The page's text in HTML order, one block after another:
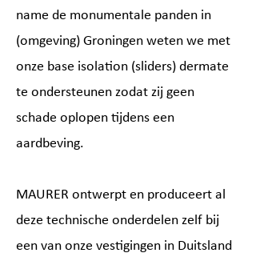
name de monumentale panden in
(omgeving) Groningen weten we met
onze base isolation (sliders) dermate
te ondersteunen zodat zij geen
schade oplopen tijdens een
aardbeving.
MAURER ontwerpt en produceert al
deze technische onderdelen zelf bij
een van onze vestigingen in Duitsland